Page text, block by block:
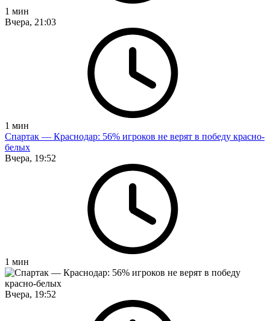
1 мин
Вчера, 21:03
1 мин
Спартак — Краснодар: 56% игроков не верят в победу красно-
белых
Вчера, 19:52
1 мин
Вчера, 19:52